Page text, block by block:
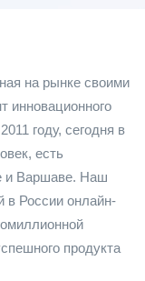
на рынке своими
инновационного
году, сегодня в
есть
и Варшаве. Наш
в России онлайн-
продукта